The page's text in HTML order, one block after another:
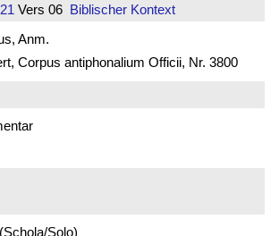
Vers 06 Biblischer Kontext
Anm.
Corpus antiphonalium Officii, Nr. 3800
Solo)